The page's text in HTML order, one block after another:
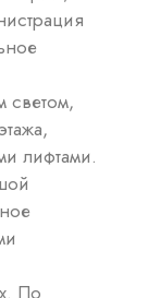
светом,
лифтами.
По